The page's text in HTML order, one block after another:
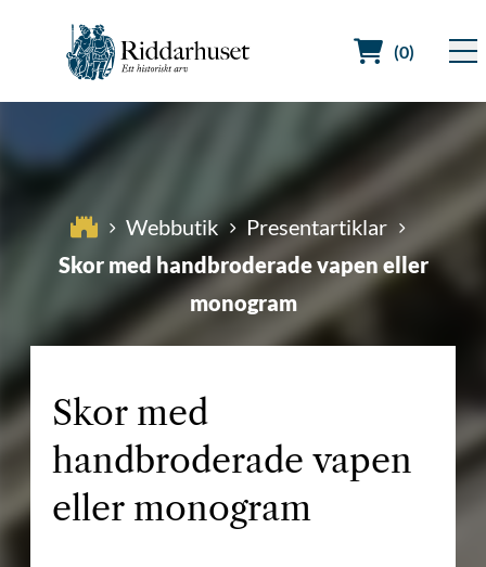
(0)
Webbutik
Presentartiklar
Skor med handbroderade vapen eller
monogram
Skor med
handbroderade vapen
eller monogram